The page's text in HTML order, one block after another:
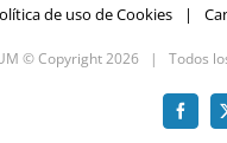
de uso de Cookies
© Copyright2026 | Todos